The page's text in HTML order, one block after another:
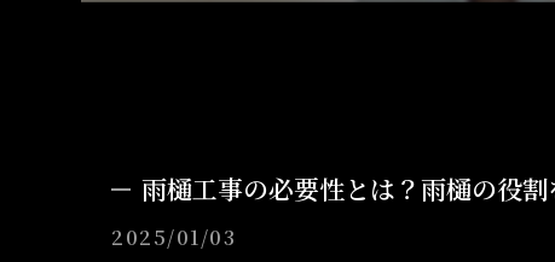
雨樋工事の必要性とは？雨樋の役割
2025/01/03